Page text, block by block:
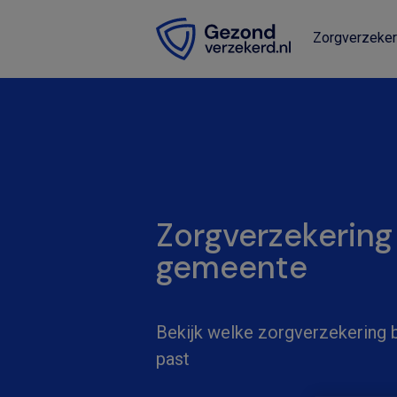
gemeente
Bekijk welke zorgverzekering
past